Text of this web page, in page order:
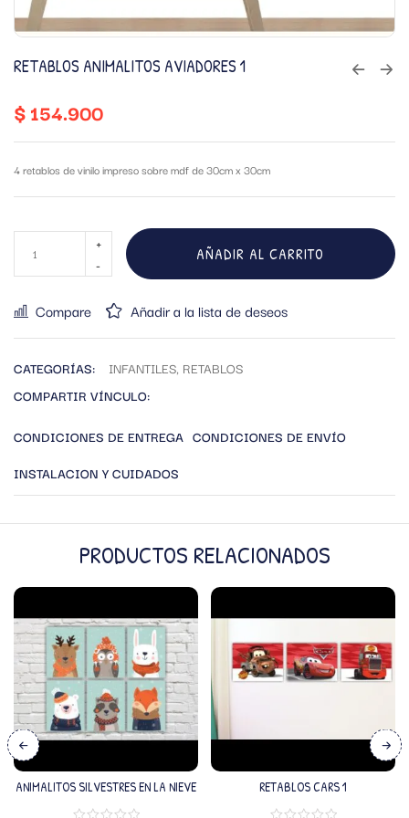
RETABLOS ANIMALITOS AVIADORES 1
$154.900
4 retablos de vinilo impreso sobre mdf de 30cm x 30cm
AÑADIR AL CARRITO
Compare Añadir a la lista de deseos
CATEGORÍAS: INFANTILES, RETABLOS
COMPARTIR VÍNCULO:
CONDICIONES DE ENTREGA CONDICIONES DE ENVÍO
INSTALACION Y CUIDADOS
PRODUCTOS RELACIONADOS
ANIMALITOS SILVESTRES EN LA NIEVE RETABLOS CARS 1